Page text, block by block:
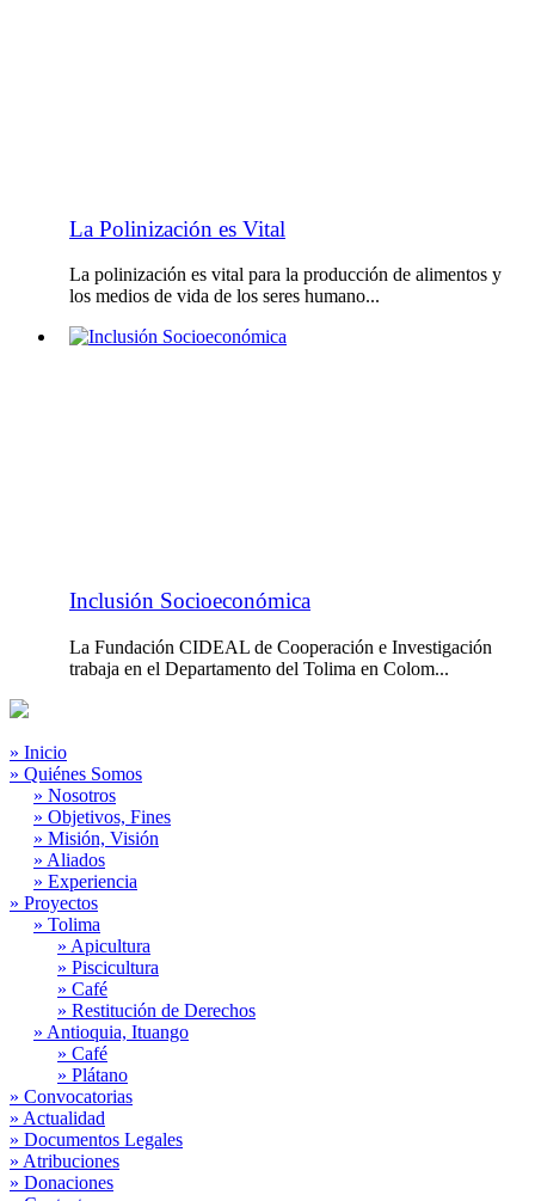
La Polinización es Vital
La polinización es vital para la producción de alimentos y
los medios de vida de los seres humano...
Inclusión Socioeconómica
La Fundación CIDEAL de Cooperación e Investigación
trabaja en el Departamento del Tolima en Colom...
» Inicio
» Quiénes Somos
» Nosotros
» Objetivos, Fines
» Misión, Visión
» Aliados
» Experiencia
» Proyectos
» Tolima
» Apicultura
» Piscicultura
» Café
» Restitución de Derechos
» Antioquia, Ituango
» Café
» Plátano
» Convocatorias
» Actualidad
» Documentos Legales
» Atribuciones
» Donaciones